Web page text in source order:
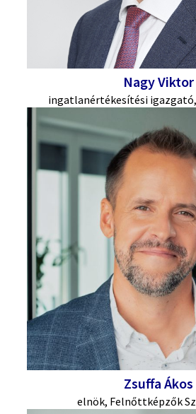
Nagy Viktor
ingatlanértékesítési
Zsuffa Ákos
elnök, Felnőttképzők